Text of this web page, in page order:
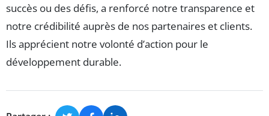
succès ou des défis, a renforcé notre transparence et
notre crédibilité auprès de nos partenaires et clients.
Ils apprécient notre volonté d’action pour le
développement durable.